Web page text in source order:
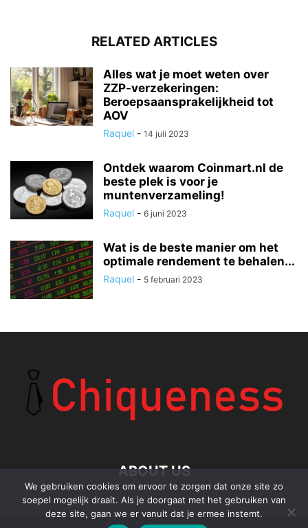
RELATED ARTICLES
Alles wat je moet weten over
ZZP-verzekeringen:
Beroepsaansprakelijkheid tot
AOV
Raquel - 14 juli 2023
Ontdek waarom Coinmart.nl de
beste plek is voor je
muntenverzameling!
Raquel - 6 juni 2023
Wat is de beste manier om het
optimale rendement te behalen...
Raquel - 5 februari 2023
ABOUT US
We gebruiken cookies om ervoor te zorgen dat onze site zo
soepel mogelijk draait. Als je doorgaat met het gebruiken van
deze site, gaan we er vanuit dat je ermee instemt.